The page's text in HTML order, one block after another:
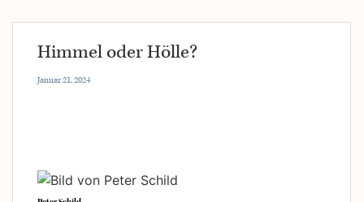
Himmel oder Hölle?
Januar 21, 2024